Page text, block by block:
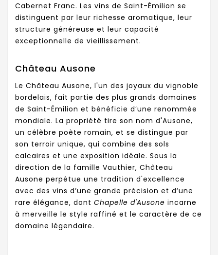
Cabernet Franc. Les vins de Saint-Émilion se
distinguent par leur richesse aromatique, leur
structure généreuse et leur capacité
exceptionnelle de vieillissement.
Château Ausone
Le Château Ausone, l'un des joyaux du vignoble
bordelais, fait partie des plus grands domaines
de Saint-Émilion et bénéficie d’une renommée
mondiale. La propriété tire son nom d'Ausone,
un célèbre poète romain, et se distingue par
son terroir unique, qui combine des sols
calcaires et une exposition idéale. Sous la
direction de la famille Vauthier, Château
Ausone perpétue une tradition d'excellence
avec des vins d’une grande précision et d’une
rare élégance, dont Chapelle d'Ausone incarne
à merveille le style raffiné et le caractère de ce
domaine légendaire.